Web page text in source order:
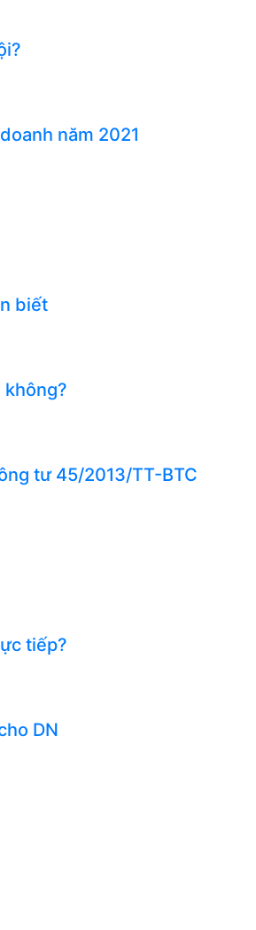
năm 2021
biết
không?
tư 45/2013/TT-BTC
tiếp?
DN